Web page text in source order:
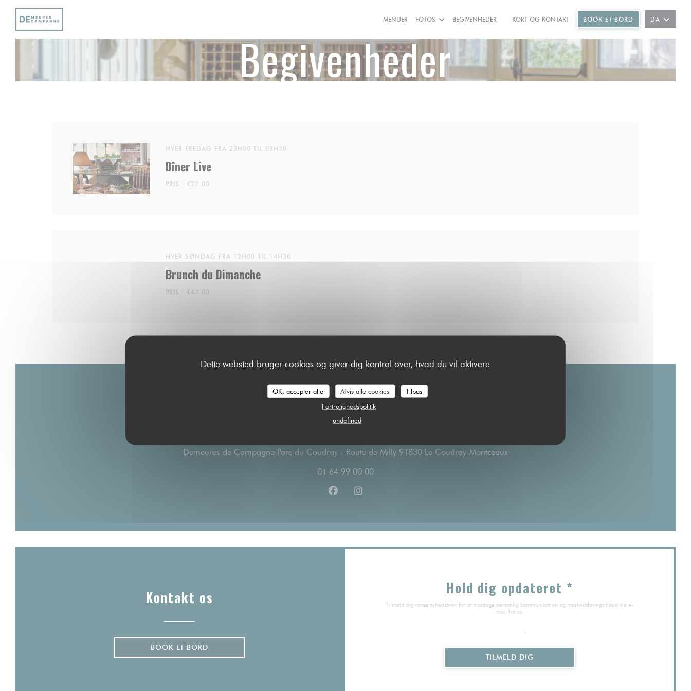
CCookie-styringspanel
Dette websted bruger cookies og giver dig kontrol over, hvad du vil aktivere
OK, accepter alle Afvis alle cookies
Tilpas
Fortrolighedspolitik
undefined
MENUER FOTOS BEGIVENHEDER
((ÅBNER I ET NYT VINDUE))
KORT OG KONTAKT BOOK ET BORD DA
Begivenheder
HVER FREDAG FRA 23H00 TIL 02H30
Dîner Live
PRIS : €27.00
HVER SØNDAG FRA 12H00 TIL 14H30
Brunch du Dimanche
PRIS : €47.00
Kort og Kontakt
Demeures de Campagne Parc du Coudray - Route de Milly 91830 Le Coudray-Montceaux((åbner i et nyt vindue))
01 64 99 00 00
Facebook ((åbner i et nyt vindue))
Instagram ((åbner i et nyt vindue))
Kontakt os
BOOK ET BORD
Hold dig opdateret *
Tilmeld dig vores nyhedsbrev for at modtage personlig kommunikation og markedsføringstilbud via e-
mail fra os.
TILMELD DIG